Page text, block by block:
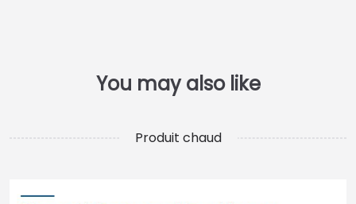
Produit chaud